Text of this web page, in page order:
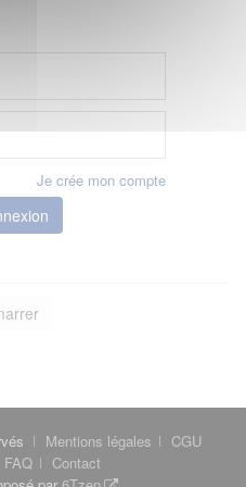
Je crée mon compte
Mentions légales
CGU
FAQ
Contact